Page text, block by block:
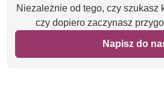
Niezależnie od tego, czy szukasz
czy dopiero zaczynasz
Napisz do